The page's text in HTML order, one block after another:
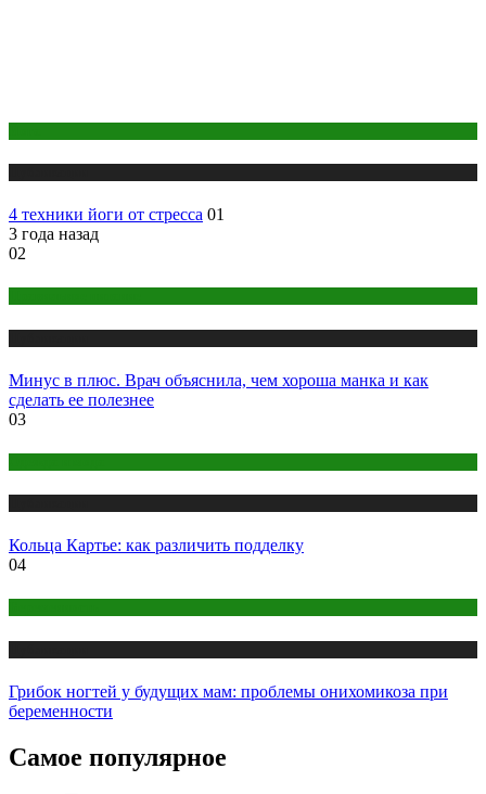
4 техники йоги от стресса 01
3 года назад
02
Минус в плюс. Врач объяснила, чем хороша манка и как
сделать ее полезнее
03
Кольца Картье: как различить подделку
04
Грибок ногтей у будущих мам: проблемы онихомикоза при
беременности
Самое популярное